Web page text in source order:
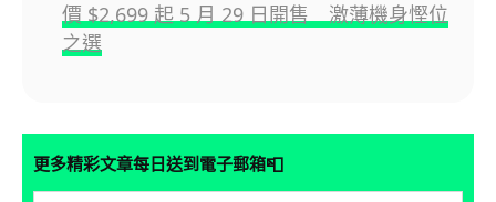
價 $2,699 起 5 月 29 日開售 激薄機身慳位
之選
更多精彩文章每日送到電子郵箱📮